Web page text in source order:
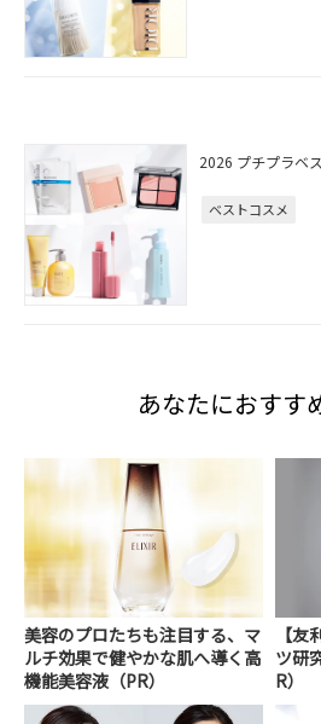
2026 プチプラベ
ベストコスメ
あなたにおすす
美容のプロたちも注目する、マ
ルチ効果で健やかな肌へ導く高
機能美容液（PR）
【
ツ研
R）